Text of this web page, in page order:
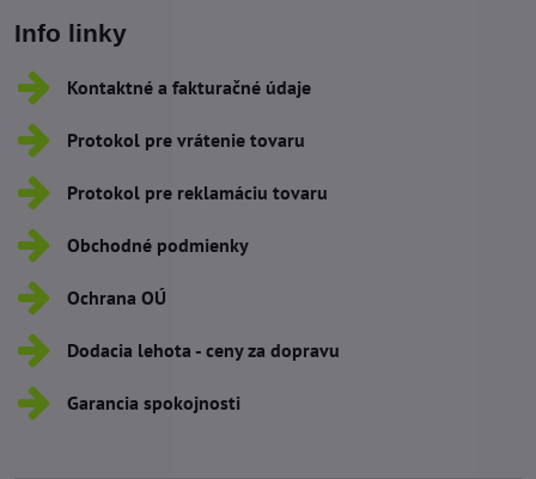
Info linky
Kontaktné a fakturačné údaje
Protokol pre vrátenie tovaru
Protokol pre reklamáciu tovaru
Obchodné podmienky
Ochrana OÚ
Dodacia lehota - ceny za dopravu
Garancia spokojnosti